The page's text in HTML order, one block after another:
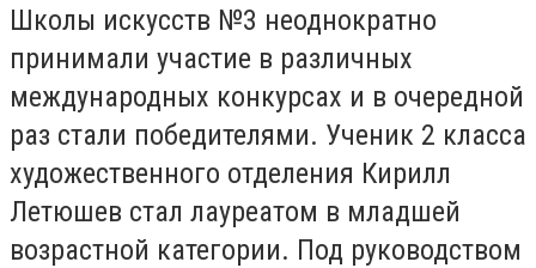
Школы искусств №3 неоднократно
принимали участие в различных
международных конкурсах и в очередной
раз стали победителями. Ученик 2 класса
художественного отделения Кирилл
Летюшев стал лауреатом в младшей
возрастной категории. Под руководством